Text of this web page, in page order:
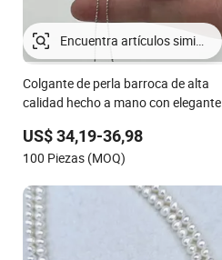
Colgante de perla barroca de alta
calidad hecho a mano con elegante
US$ 34,19-36,98
100 Piezas (MOQ)